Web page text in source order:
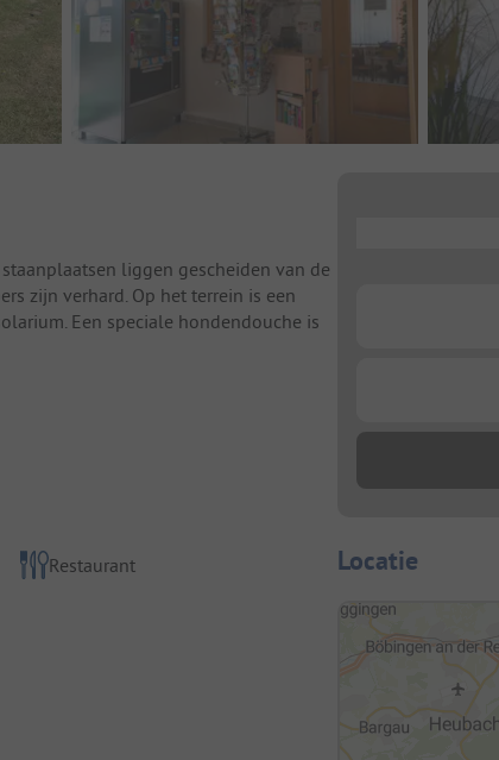
liggen gescheiden van de
zijn verhard. Op het terrein is een
Een speciale hondendouche is
Restaurant
Locatie